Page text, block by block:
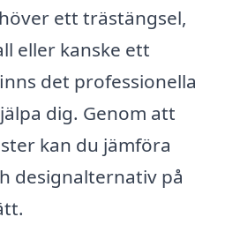
ett trästängsel,
eller kanske ett
det professionella
dig. Genom att
kan du jämföra
designalternativ på